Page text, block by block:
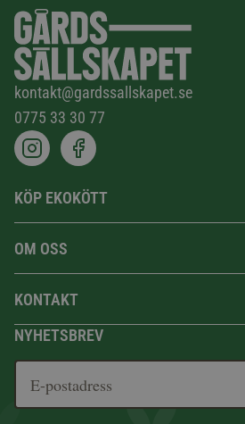
kontakt@gardssallskapet.se
0775 33 30 77
KÖP EKOKÖTT
OM OSS
KONTAKT
NYHETSBREV